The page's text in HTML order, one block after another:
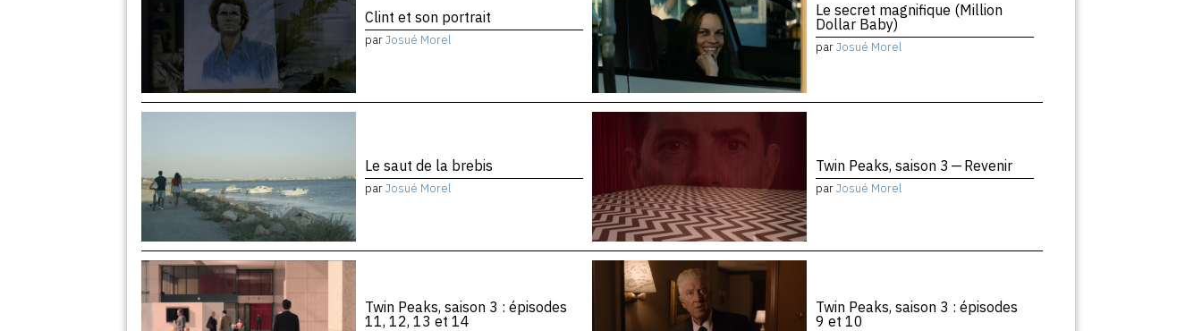
Clint et son portrait
parJosué Morel
Le secret magnifique (Million
Dollar Baby)
parJosué Morel
Le saut de la brebis
parJosué Morel
Twin Peaks, saison 3 — Revenir
parJosué Morel
Twin Peaks, saison 3 : épisodes
11, 12, 13 et 14
Twin Peaks, saison 3 : épisodes
9 et 10